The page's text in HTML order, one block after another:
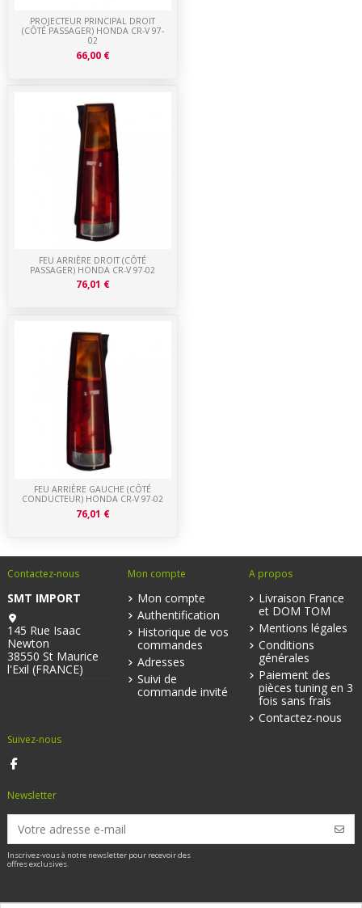
FEU ARRIÈRE GAUCHE (CÔTÉ
CONDUCTEUR) HONDA CR-V 97-02
76,01 €
FEU ARRIÈRE DROIT (CÔTÉ
PASSAGER) HONDA CR-V 97-02
76,01 €
PROJECTEUR PRINCIPAL DROIT
(CÔTÉ PASSAGER) HONDA CR-V 97-
02
66,00 €
Contactez-nous
SMT IMPORT
145 Rue Isaac
Newton
38550 St Maurice
l'Exil (FRANCE)
Mon compte
Mon compte
Authentification
Historique de vos
commandes
Adresses
Suivi de
commande invité
A propos
Livraison France
et DOM TOM
Mentions légales
Conditions
générales
Paiement des
pièces tuning en 3
fois sans frais
Contactez-nous
Suivez-nous
Newsletter
Inscrivez-vous à notre newsletter pour recevoir des
offres exclusives.